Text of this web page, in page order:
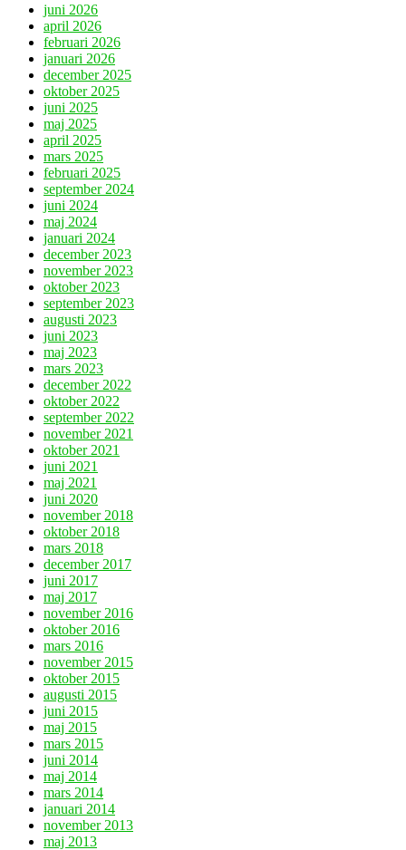
juni 2026
april 2026
februari 2026
januari 2026
december 2025
oktober 2025
juni 2025
maj 2025
april 2025
mars 2025
februari 2025
september 2024
juni 2024
maj 2024
januari 2024
december 2023
november 2023
oktober 2023
september 2023
augusti 2023
juni 2023
maj 2023
mars 2023
december 2022
oktober 2022
september 2022
november 2021
oktober 2021
juni 2021
maj 2021
juni 2020
november 2018
oktober 2018
mars 2018
december 2017
juni 2017
maj 2017
november 2016
oktober 2016
mars 2016
november 2015
oktober 2015
augusti 2015
juni 2015
maj 2015
mars 2015
juni 2014
maj 2014
mars 2014
januari 2014
november 2013
maj 2013